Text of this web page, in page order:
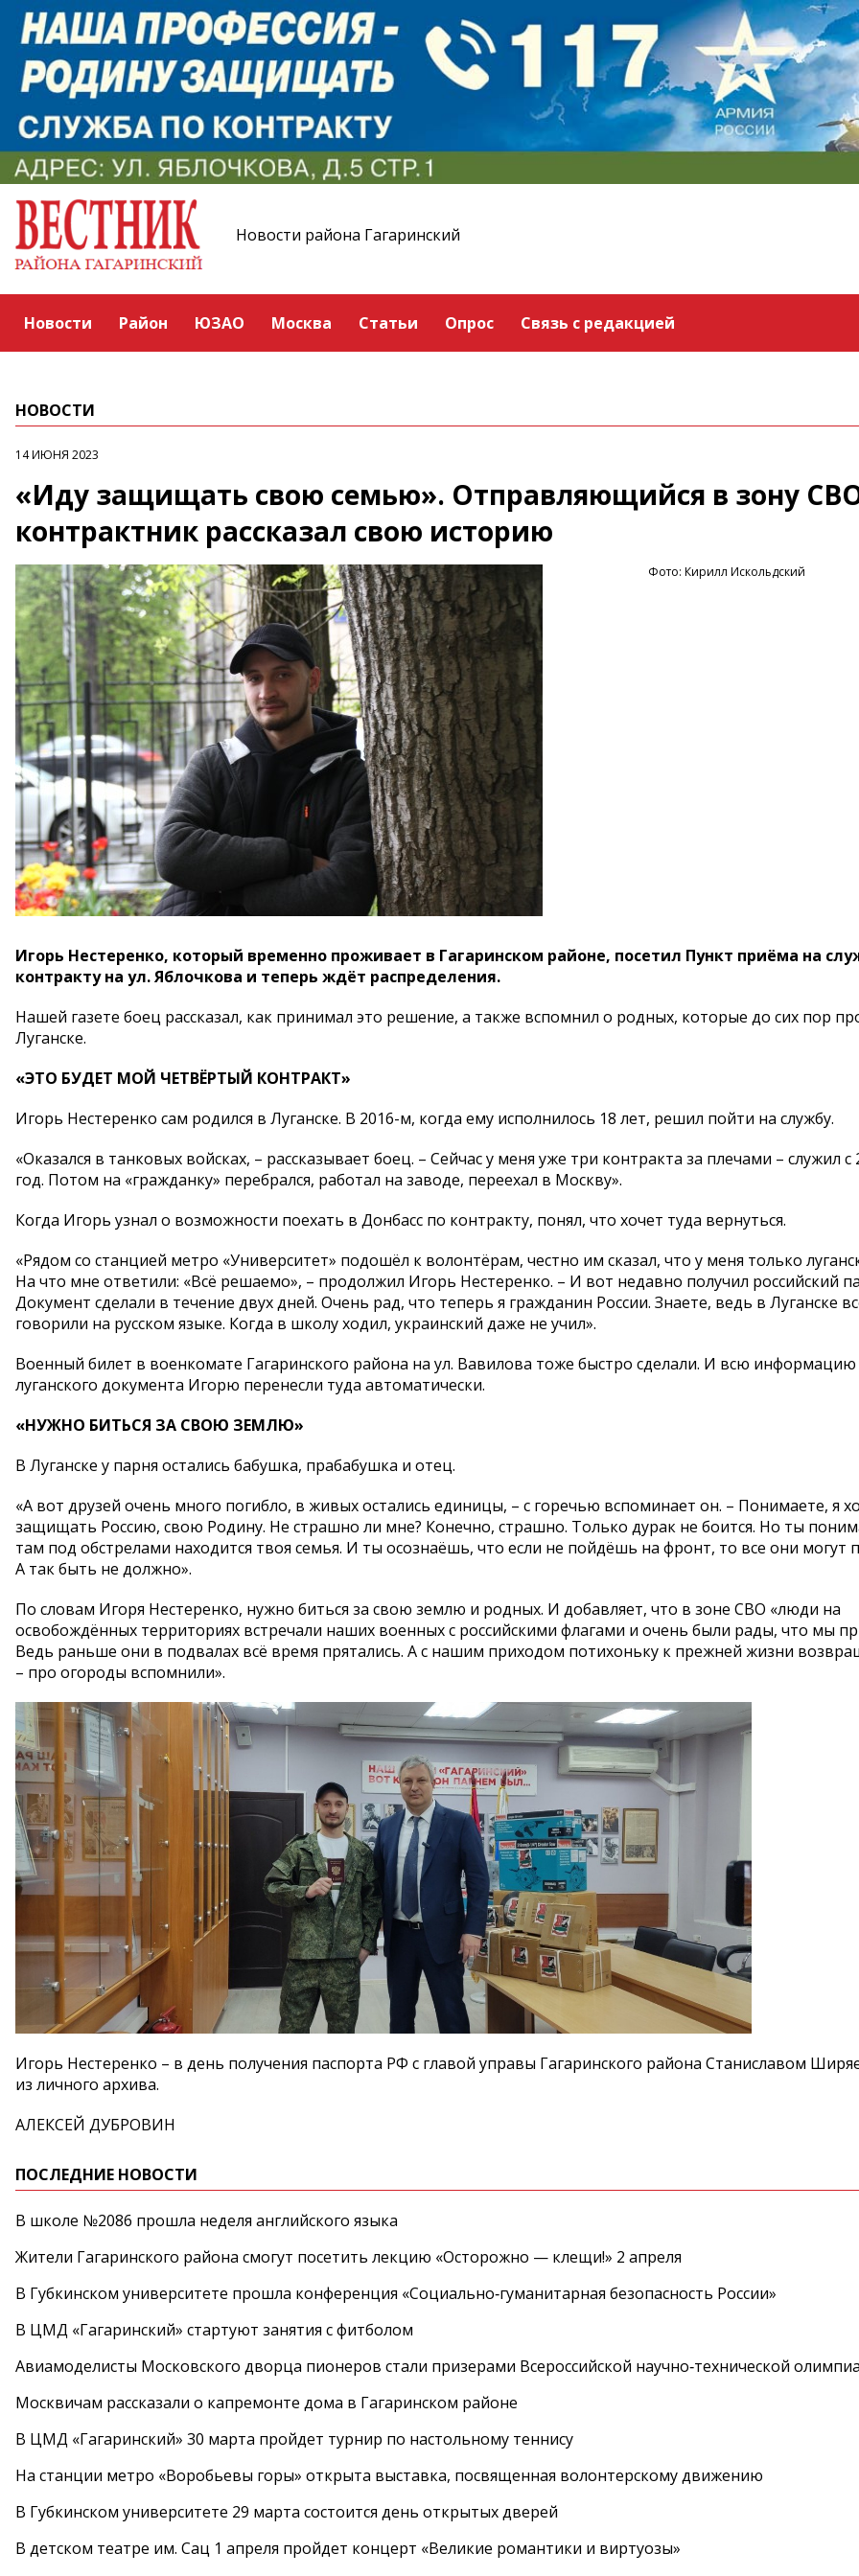
Новости района Гагаринский
Новости Район ЮЗАО Москва Статьи Опрос Связь с редакцией
НОВОСТИ
14 ИЮНЯ 2023
«Иду защищать свою семью». Отправляющийся в зону
контрактник рассказал свою историю
Фото: Кирилл Искольдский
Игорь Нестеренко, который временно проживает в Гагаринском районе, посетил Пункт приёма на
контракту на ул. Яблочкова и теперь ждёт распределения.
Нашей газете боец рассказал, как принимал это решение, а также вспомнил о родных, которые до сих пор
Луганске.
«ЭТО БУДЕТ МОЙ ЧЕТВЁРТЫЙ КОНТРАКТ»
Игорь Нестеренко сам родился в Луганске. В 2016-м, когда ему исполнилось 18 лет, решил пойти на службу.
«Оказался в танковых войсках, – рассказывает боец. – Сейчас у меня уже три контракта за плечами – служил с
год. Потом на «гражданку» перебрался, работал на заводе, переехал в Москву».
Когда Игорь узнал о возможности поехать в Донбасс по контракту, понял, что хочет туда вернуться.
«Рядом со станцией метро «Университет» подошёл к волонтёрам, честно им сказал, что у меня только
На что мне ответили: «Всё решаемо», – продолжил Игорь Нестеренко. – И вот недавно получил российский
Документ сделали в течение двух дней. Очень рад, что теперь я гражданин России. Знаете, ведь в Луганске
говорили на русском языке. Когда в школу ходил, украинский даже не учил».
Военный билет в военкомате Гагаринского района на ул. Вавилова тоже быстро сделали. И всю информацию
луганского документа Игорю перенесли туда автоматически.
«НУЖНО БИТЬСЯ ЗА СВОЮ ЗЕМЛЮ»
В Луганске у парня остались бабушка, прабабушка и отец.
«А вот друзей очень много погибло, в живых остались единицы, – с горечью вспоминает он. – Понимаете, я
защищать Россию, свою Родину. Не страшно ли мне? Конечно, страшно. Только дурак не боится. Но ты
там под обстрелами находится твоя семья. И ты осознаёшь, что если не пойдёшь на фронт, то все они могут
А так быть не должно».
По словам Игоря Нестеренко, нужно биться за свою землю и родных. И добавляет, что в зоне СВО «люди на
освобождённых территориях встречали наших военных с российскими флагами и очень были рады, что мы
Ведь раньше они в подвалах всё время прятались. А с нашим приходом потихоньку к прежней жизни
– про огороды вспомнили».
Игорь Нестеренко – в день получения паспорта РФ с главой управы Гагаринского района Станиславом
из личного архива.
АЛЕКСЕЙ ДУБРОВИН
ПОСЛЕДНИЕ НОВОСТИ
В школе №2086 прошла неделя английского языка
Жители Гагаринского района смогут посетить лекцию «Осторожно — клещи!» 2 апреля
В Губкинском университете прошла конференция «Социально‑гуманитарная безопасность России»
В ЦМД «Гагаринский» стартуют занятия с фитболом
Авиамоделисты Московского дворца пионеров стали призерами Всероссийской научно‑технической
Москвичам рассказали о капремонте дома в Гагаринском районе
В ЦМД «Гагаринский» 30 марта пройдет турнир по настольному теннису
На станции метро «Воробьевы горы» открыта выставка, посвященная волонтерскому движению
В Губкинском университете 29 марта состоится день открытых дверей
В детском театре им. Сац 1 апреля пройдет концерт «Великие романтики и виртуозы»